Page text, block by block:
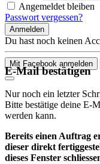
Angemeldet bleiben
Passwort vergessen?
Anmelden
Du hast noch keinen
Mit Facebook anmelden
E-Mail bestätigen
Nur noch ein letzter
Bitte bestätige deine E-
werden kann.
Bereits einen Auftrag
dieser direkt
dieses Fenster